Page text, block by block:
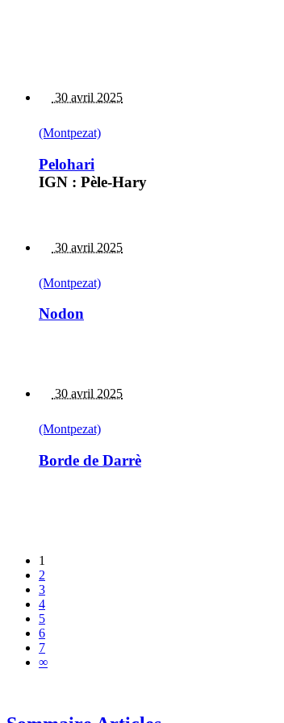
30 avril 2025
(Montpezat)
Pelohari
IGN : Pèle-Hary
30 avril 2025
(Montpezat)
Nodon
30 avril 2025
(Montpezat)
Borde de Darrè
1
2
3
4
5
6
7
∞